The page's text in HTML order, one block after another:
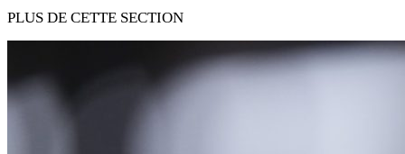
PLUS DE CETTE SECTION